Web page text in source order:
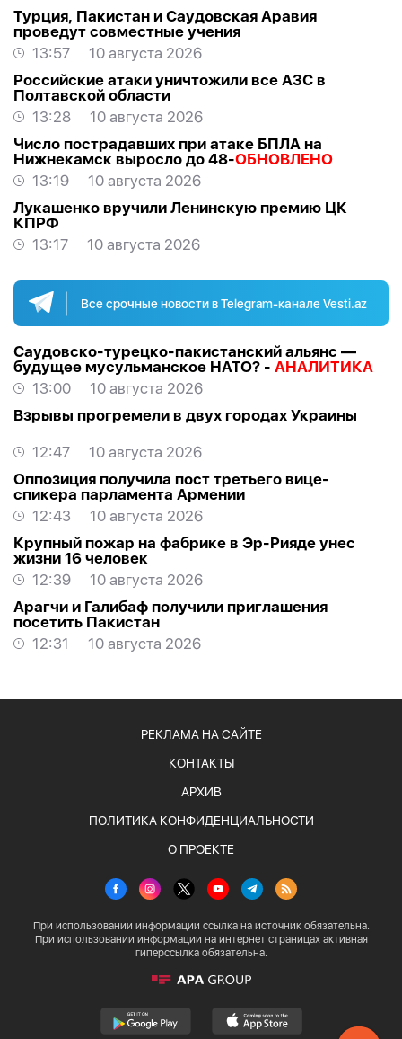
Турция, Пакистан и Саудовская Аравия
проведут совместные учения
13:57
10 августа 2026
Российские атаки уничтожили все АЗС в
Полтавской области
13:28
10 августа 2026
Число пострадавших при атаке БПЛА на
Нижнекамск выросло до 48-ОБНОВЛЕНО
13:19
10 августа 2026
Лукашенко вручили Ленинскую премию ЦК
КПРФ
13:17
10 августа 2026
Все срочные новости в Telegram-канале Vesti.az
Саудовско-турецко-пакистанский альянс —
будущее мусульманское НАТО? - АНАЛИТИКА
13:00
10 августа 2026
Взрывы прогремели в двух городах Украины
12:47
10 августа 2026
Оппозиция получила пост третьего вице-
спикера парламента Армении
12:43
10 августа 2026
Крупный пожар на фабрике в Эр-Рияде унес
жизни 16 человек
12:39
10 августа 2026
Арагчи и Галибаф получили приглашения
посетить Пакистан
12:31
10 августа 2026
РЕКЛАМА НА САЙТЕ
КОНТАКТЫ
АРХИВ
ПОЛИТИКА КОНФИДЕНЦИАЛЬНОСТИ
О ПРОЕКТЕ
При использовании информации ссылка на источник обязательна.
При использовании информации на интернет страницах активная
гиперссылка обязательна.